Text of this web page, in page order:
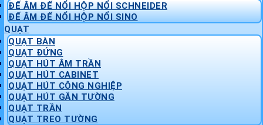
ĐẾ ÂM ĐẾ NỔI HỘP NỔI SCHNEIDER
ĐẾ ÂM ĐẾ NỔI HỘP NỔI SINO
QUẠT
QUẠT BÀN
QUẠT ĐỨNG
QUẠT HÚT ÂM TRẦN
QUẠT HÚT CABINET
QUẠT HÚT CÔNG NGHIỆP
QUẠT HÚT GẮN TƯỜNG
QUẠT TRẦN
QUẠT TREO TƯỜNG